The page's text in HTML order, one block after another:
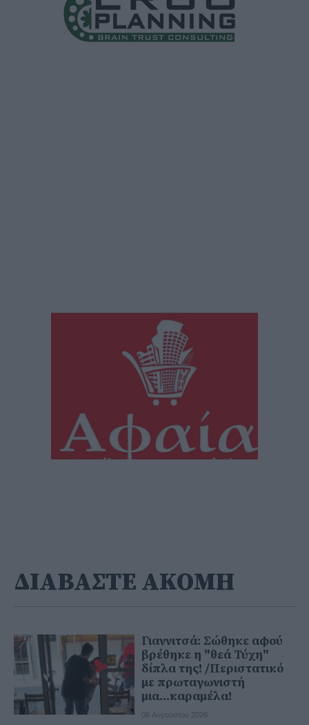
ΔΙΑΒΑΣΤΕ ΑΚΟΜΗ
Γιαννιτσά: Σώθηκε αφού
βρέθηκε η "θεά Τύχη"
δίπλα της! /Περιστατικό
με πρωταγωνιστή
μια...καραμέλα!
06 Αυγούστου 2026